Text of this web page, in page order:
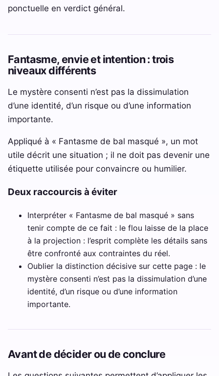
ponctuelle en verdict général.
Fantasme, envie et intention : trois
niveaux différents
Le mystère consenti n’est pas la dissimulation
d’une identité, d’un risque ou d’une information
importante.
Appliqué à « Fantasme de bal masqué », un mot
utile décrit une situation ; il ne doit pas devenir une
étiquette utilisée pour convaincre ou humilier.
Deux raccourcis à éviter
Interpréter « Fantasme de bal masqué » sans
tenir compte de ce fait : le flou laisse de la place
à la projection : l’esprit complète les détails sans
être confronté aux contraintes du réel.
Oublier la distinction décisive sur cette page : le
mystère consenti n’est pas la dissimulation d’une
identité, d’un risque ou d’une information
importante.
Avant de décider ou de conclure